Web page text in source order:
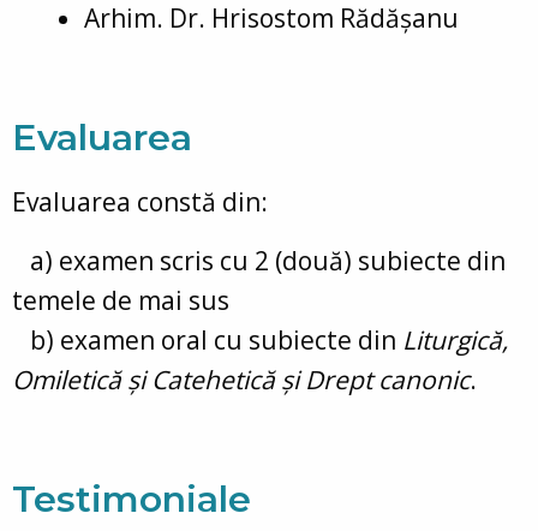
Arhim. Dr. Hrisostom Rădășanu
Evaluarea
Evaluarea constă din:
a) examen scris cu 2 (două) subiecte din
temele de mai sus
b) examen oral cu subiecte din Liturgică,
Omiletică și Catehetică și Drept canonic.
Testimoniale